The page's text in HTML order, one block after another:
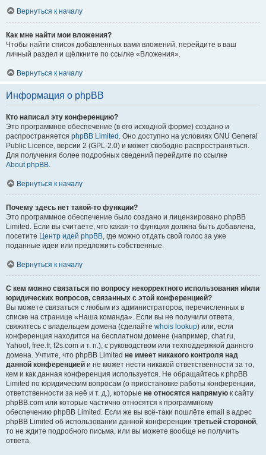
Вернуться к началу
Как мне найти мои вложения?
Чтобы найти список добавленных вами вложений, перейдите в ваш
личный раздел и щёлкните по ссылке «Вложения».
Вернуться к началу
Информация о phpBB
Кто написал эту конференцию?
Это программное обеспечение (в его исходной форме) создано и
распространяется phpBB Limited . Оно доступно на условиях GNU General
Public Licence, версии 2 (GPL-2.0) и может свободно распространяться.
Для получения более подробных сведений перейдите по ссылке
About phpBB.
Вернуться к началу
Почему здесь нет такой-то функции?
Это программное обеспечение было создано и лицензировано phpBB
Limited. Если вы считаете, что какая-то функция должна быть добавлена,
посетите Центр идей phpBB, где можно отдать свой голос за уже
поданные идеи или предложить собственные.
Вернуться к началу
С кем можно связаться по вопросу некорректного использования и/или
юридических вопросов, связанных с этой конференцией?
Вы можете связаться с любым из администраторов, перечисленных в
списке на странице «Наша команда». Если вы не получили ответа,
свяжитесь с владельцем домена (сделайте whois lookup) или, если
конференция находится на бесплатном домене (например, chat.ru,
Yahoo!, free.fr, f2s.com и т. п.), с руководством или техподдержкой данного
домена. Учтите, что phpBB Limited не имеет никакого контроля над
данной конференцией и не может нести никакой ответственности за то,
кем и как данная конференция используется. Не обращайтесь к phpBB
Limited по юридическим вопросам (о приостановке работы конференции,
ответственности за неё и т. д.), которые не относятся напрямую к сайту
phpBB.com или которые частично относятся к программному
обеспечению phpBB Limited. Если же вы всё-таки пошлёте email в адрес
phpBB Limited об использовании данной конференции третьей стороной,
то не ждите подробного письма, или вы можете вообще не получить
ответа.